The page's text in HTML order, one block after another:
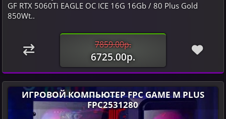
GF RTX 5060Ti EAGLE OC ICE 16G 16Gb / 80 Plus Gold
850Wt..
7859.00р.
6725.00р.
ИГРОВОЙ КОМПЬЮТЕР FPC GAME M PLUS
FPC2531280